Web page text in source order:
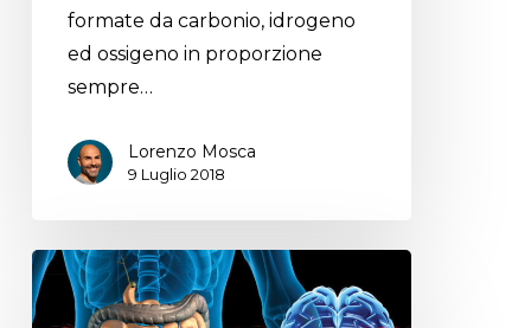
formate da carbonio, idrogeno
ed ossigeno in proporzione
sempre…
Lorenzo Mosca
9 Luglio 2018